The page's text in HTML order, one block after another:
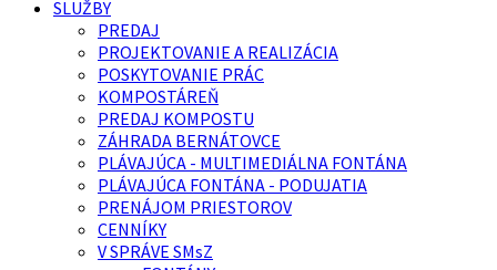
SLUŽBY
PREDAJ
PROJEKTOVANIE A REALIZÁCIA
POSKYTOVANIE PRÁC
KOMPOSTÁREŇ
PREDAJ KOMPOSTU
ZÁHRADA BERNÁTOVCE
PLÁVAJÚCA - MULTIMEDIÁLNA FONTÁNA
PLÁVAJÚCA FONTÁNA - PODUJATIA
PRENÁJOM PRIESTOROV
CENNÍKY
V SPRÁVE SMsZ